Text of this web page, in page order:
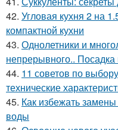
42. Угловая кухня 2 на
компактной кухни
43. Однолетники и
непрерывного.. Посадка
44. 11 советов по
технические
45. Как избежать
воды